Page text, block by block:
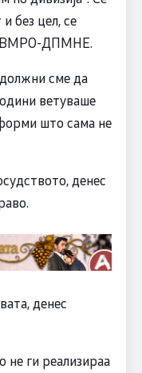
без цел, се
ВМРО-ДПМНЕ.
сме да
ветуваше
што сама не
денес
денес
не ги реализираа